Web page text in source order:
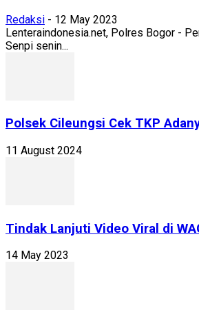
Redaksi - 12 May 2023
Lenteraindonesia.net, Polres Bogor -
Senpi senin...
Polsek Cileungsi Cek TKP
11 August 2024
Tindak Lanjuti Video Viral di
14 May 2023